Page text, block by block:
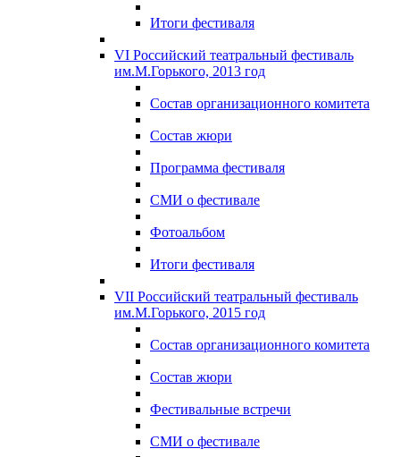
Итоги фестиваля
VI Российский театральный фестиваль
им.М.Горького, 2013 год
Состав организационного комитета
Состав жюри
Программа фестиваля
СМИ о фестивале
Фотоальбом
Итоги фестиваля
VII Российский театральный фестиваль
им.М.Горького, 2015 год
Состав организационного комитета
Состав жюри
Фестивальные встречи
СМИ о фестивале